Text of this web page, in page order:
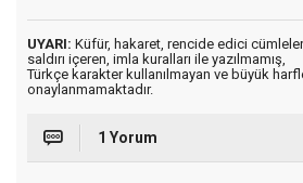
UYARI: Küfür, hakaret, rencide edici
saldırı içeren, imla kuralları ile yazılmamış,
Türkçe karakter kullanılmayan ve büyük
onaylanmamaktadır.
1 Yorum